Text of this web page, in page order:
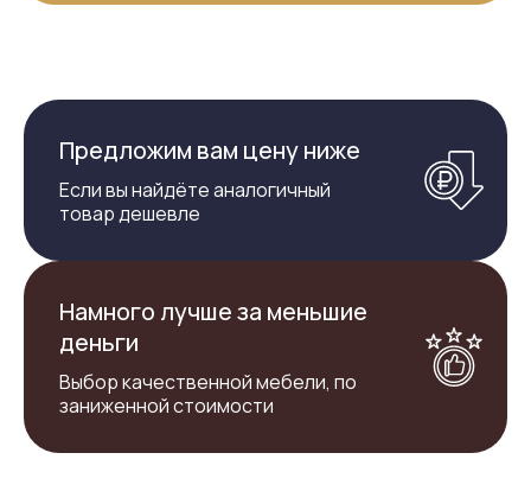
Предложим вам цену ниже
Если вы найдёте аналогичный
товар дешевле
Намного лучше за меньшие
деньги
Выбор качественной мебели, по
заниженной стоимости